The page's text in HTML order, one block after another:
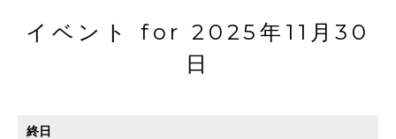
イベント for 2025年11月30
日
終日